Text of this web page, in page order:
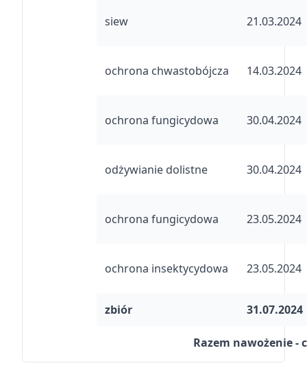
siew 21.03.2024
ochrona chwastobójcza 14.03.2024
ochrona fungicydowa 30.04.2024
odżywianie dolistne 30.04.2024
ochrona fungicydowa 23.05.2024
ochrona insektycydowa 23.05.2024
zbiór 31.07.2024
Razem nawożenie -